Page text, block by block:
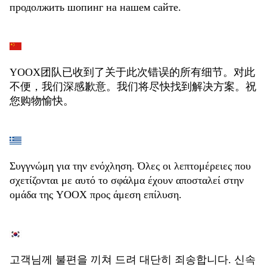
продолжить шопинг на нашем сайте.
YOOX团队已收到了关于此次错误的所有细节。对此
不便，我们深感歉意。我们将尽快找到解决方案。祝
您购物愉快。
Συγγνώμη για την ενόχληση. Όλες οι λεπτομέρειες που
σχετίζονται με αυτό το σφάλμα έχουν αποσταλεί στην
ομάδα της YOOX προς άμεση επίλυση.
고객님께 불편을 끼쳐 드려 대단히 죄송합니다. 신속